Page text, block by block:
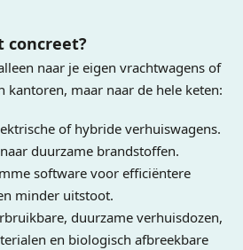
concreet?
naar je eigen vrachtwagens of
kantoren, maar naar de hele keten:
of hybride verhuiswagens.
duurzame brandstoffen.
software voor efficiëntere
minder uitstoot.
duurzame verhuisdozen,
en biologisch afbreekbare